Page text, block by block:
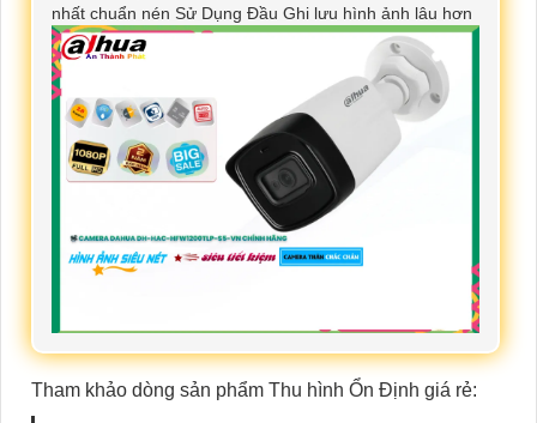
nhất chuẩn nén Sử Dụng Đầu Ghi lưu hình ảnh lâu hơn
Tham khảo dòng sản phẩm Thu hình Ổn Định giá rẻ: